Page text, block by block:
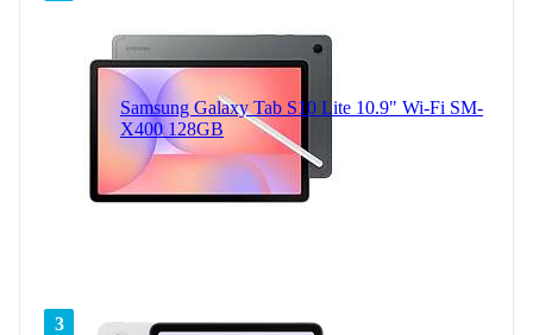
Samsung Galaxy Tab S10 Lite 10.9" Wi-Fi SM-
X400 128GB
3